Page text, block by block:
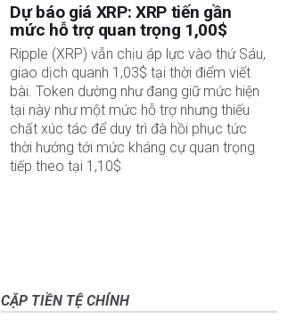
Dự báo giá XRP: XRP tiến gần
mức hỗ trợ quan trọng 1,00$
Ripple (XRP) vẫn chịu áp lực vào thứ Sáu,
giao dịch quanh 1,03$ tại thời điểm viết
bài. Token dường như đang giữ mức hiện
tại này như một mức hỗ trợ nhưng thiếu
chất xúc tác để duy trì đà hồi phục tức
thời hướng tới mức kháng cự quan trọng
tiếp theo tại 1,10$
CẶP TIỀN TỆ CHÍNH